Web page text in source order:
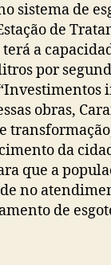
sistema de
de
a
por
obras,
da
que a
no
de